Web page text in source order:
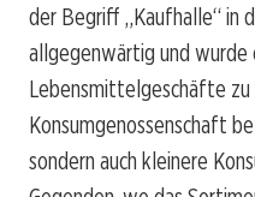
der Begriff „Kaufhalle“ in
allgegenwärtig und
Lebensmittelgeschäfte zu
Konsumgenossenschaft
sondern auch kleinere